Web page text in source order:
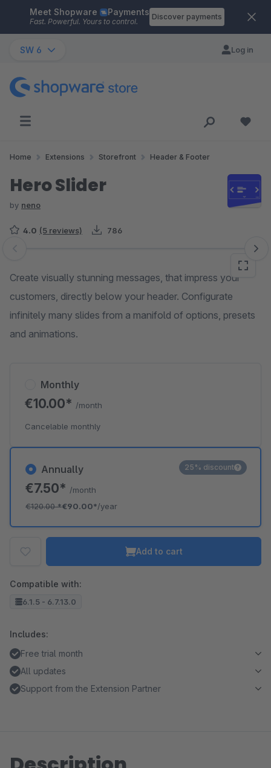
Skip to main content
Meet Shopware Payments
Fast. Powerful. Yours to control.
Discover payments
SW 6 Log in
Home Extensions Storefront Header & Footer
Hero Slider
by neno
4.0 (5 reviews) 786
Skip image gallery
Create visually stunning messages, that impress your
customers, directly below your header. Configurate
infinitely many slides from a manifold of options, presets
and animations.
Annually
€7.50* /month
€120.00*€90.00*/year
25% discount
Monthly
€10.00* /month
Cancelable monthly
Add to cart
Compatible with:
6.1.5 - 6.7.13.0
Includes:
Free trial month
All updates
Support from the Extension Partner